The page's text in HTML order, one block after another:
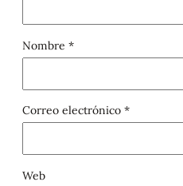
Nombre *
Correo electrónico *
Web